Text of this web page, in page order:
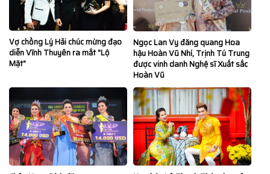
31/01/2025
Trình diễn BST Nàng Xuân - Chương trình Điệp khúc mùa xuân 31/1/2025
+1
25/12/2024
Tài Năng Nhí Xuất Sắc 2024
Trình diễn bài hát Gánh Mẹ trên Truyền hình Hà Nội H2 ngày 8/3
04/03/2024
Biểu diễn Điệp khúc mùa xuân, kênh truyền hình VTC6 ngày 4/3/2024
+1
04/02/2024
Trình diễn Ngày hội văn hóa dân gian BST "Tết Sum Vầy" - NTK Ruby Trần
+1
Vợ chồng Lý Hải chúc mừng đạo
diễn Vĩnh Thuyên ra mắt "Lộ
Mặt"
Ngọc Lan Vy đăng quang Hoa
hậu Hoàn Vũ Nhí, Trịnh Tú Trung
được vinh danh Nghệ sĩ Xuất sắc
Hoàn Vũ